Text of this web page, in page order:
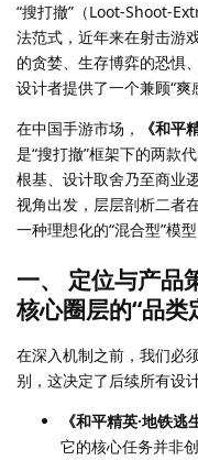
“搜打撤”（Loot-Shoot-
法范式，近年来在射击游
的贪婪、生存博弈的恐惧
设计者提供了一个兼顾“爽
在中国手游市场，
《和平
是“搜打撤”框架下的两款
根基、设计取舍乃至商业
视角出发，层层剖析二者
一种理想化的“混合型”模
一、 定位与产品
核心圈层的“品类
在深入机制之前，我们必
别，这决定了后续所有设计
《和平精英·地铁
它的核心任务并非